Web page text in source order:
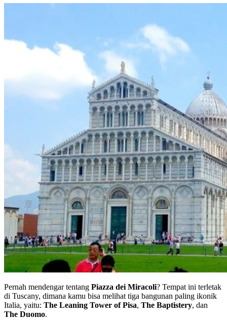
Pernah mendengar tentang Piazza dei Miracoli? Tempat ini terletak
di Tuscany, dimana kamu bisa melihat tiga bangunan paling ikonik
Italia, yaitu: The Leaning Tower of Pisa, The Baptistery, dan
The Duomo.